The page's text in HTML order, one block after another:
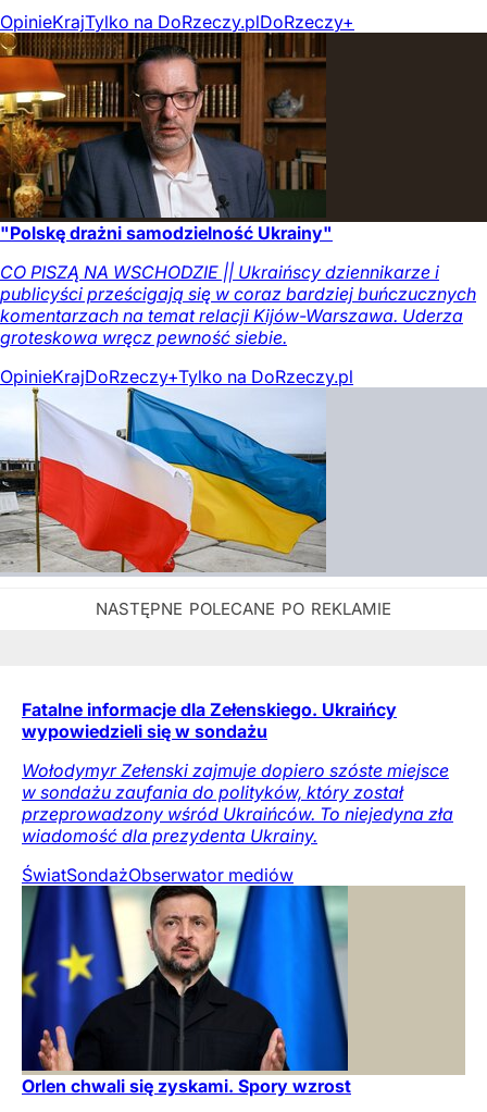
OpinieKrajTylko na DoRzeczy.plDoRzeczy+
"Polskę drażni samodzielność Ukrainy"
CO PISZĄ NA WSCHODZIE || Ukraińscy dziennikarze i
publicyści prześcigają się w coraz bardziej buńczucznych
komentarzach na temat relacji Kijów-Warszawa. Uderza
groteskowa wręcz pewność siebie.
OpinieKrajDoRzeczy+Tylko na DoRzeczy.pl
Fatalne informacje dla Zełenskiego. Ukraińcy
wypowiedzieli się w sondażu
Wołodymyr Zełenski zajmuje dopiero szóste miejsce
w sondażu zaufania do polityków, który został
przeprowadzony wśród Ukraińców. To niejedyna zła
wiadomość dla prezydenta Ukrainy.
ŚwiatSondażObserwator mediów
Orlen chwali się zyskami. Spory wzrost